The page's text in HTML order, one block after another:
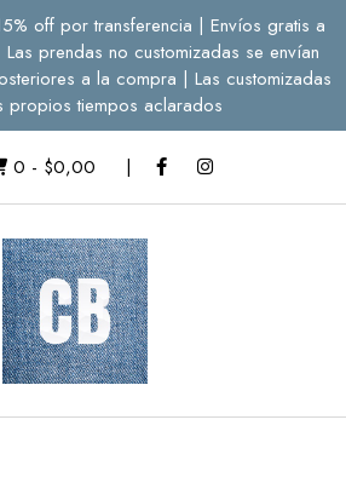
off por transferencia | Envíos gratis a
prendas no customizadas se envían
a la compra | Las customizadas
propios tiempos aclarados
0 - $0,00